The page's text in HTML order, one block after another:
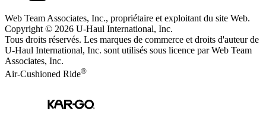
Web Team Associates, Inc., propriétaire et exploitant du site Web.
Copyright © 2026 U-Haul International, Inc.
Tous droits réservés. Les marques de commerce et droits d'auteur de
U-Haul International, Inc. sont utilisés sous licence par Web Team
Associates, Inc.
Air-Cushioned Ride®